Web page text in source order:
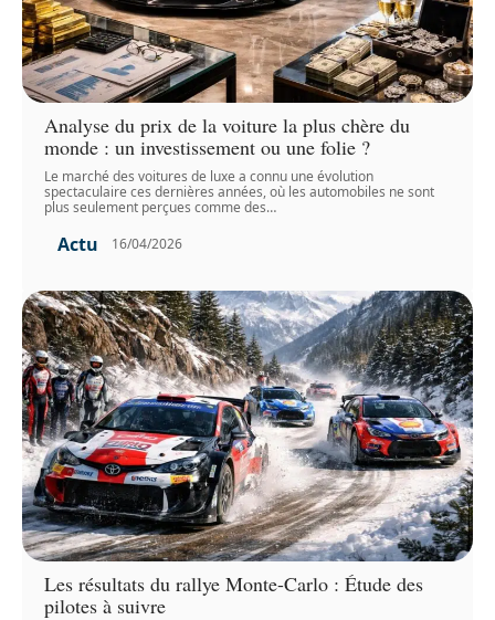
Analyse du prix de la voiture la plus chère du
monde : un investissement ou une folie ?
Le marché des voitures de luxe a connu une évolution
spectaculaire ces dernières années, où les automobiles ne sont
plus seulement perçues comme des…
Actu 16/04/2026
Les résultats du rallye Monte-Carlo : Étude des
pilotes à suivre